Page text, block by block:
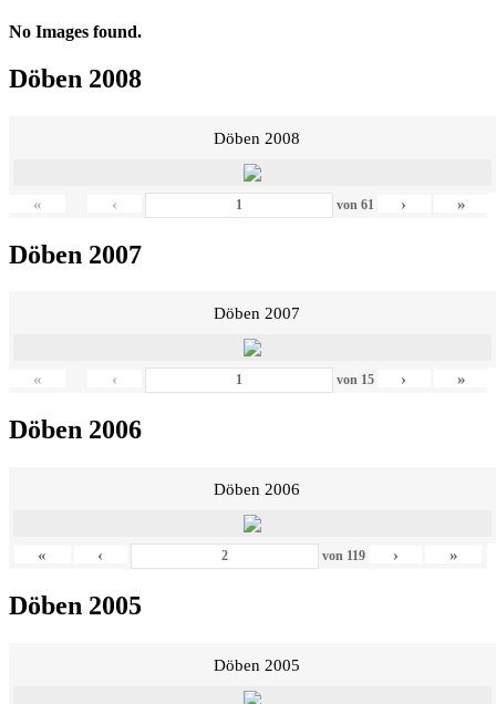
No Images found.
Döben 2008
Döben 2008
« ‹ von 61 › »
Döben 2007
Döben 2007
« ‹ von 15 › »
Döben 2006
Döben 2006
« ‹ von 119 › »
Döben 2005
Döben 2005